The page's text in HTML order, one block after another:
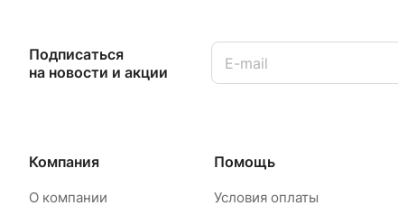
Подписаться
на новости и акции
Компания
О компании
Помощь
Условия оплаты